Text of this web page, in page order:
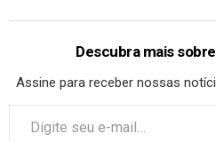
Descubra mais
Assine para receber nossas